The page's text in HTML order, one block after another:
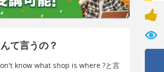
て言うの？
know what shop is where ?と言